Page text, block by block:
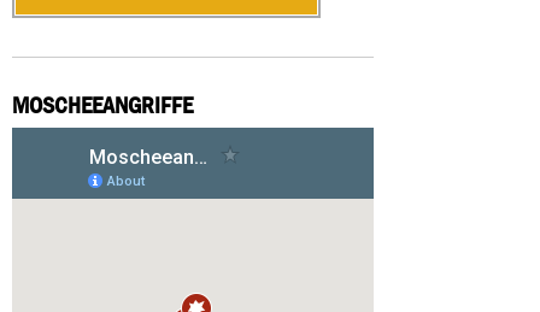
MOSCHEEANGRIFFE